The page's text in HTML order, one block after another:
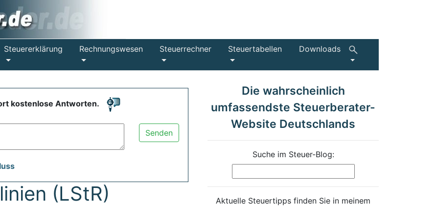
Steuererklärung Rechnungswesen Steuerrechner Steuertabellen Downloads
kostenlose Antworten.
Senden
(LStR)
Die wahrscheinlich
umfassendste Steuerberater-
Website Deutschlands
Suche im Steuer-Blog:
Aktuelle Steuertipps finden Sie in meinem